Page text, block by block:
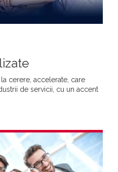
cerere, accelerate, care
de servicii, cu un accent